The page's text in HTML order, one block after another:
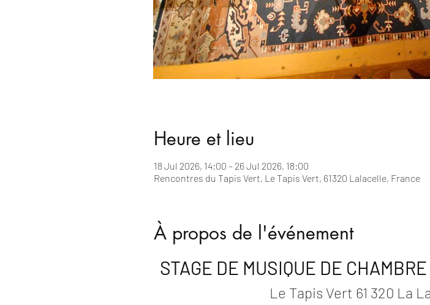
Heure et lieu
18 Jul 2026, 14:00 – 26 Jul 2026, 18:00
Rencontres du Tapis Vert, Le Tapis Vert, 61320 Lalacelle, France
À propos de l'événement
STAGE DE MUSIQUE DE
Le Tapis Vert 61 320 La